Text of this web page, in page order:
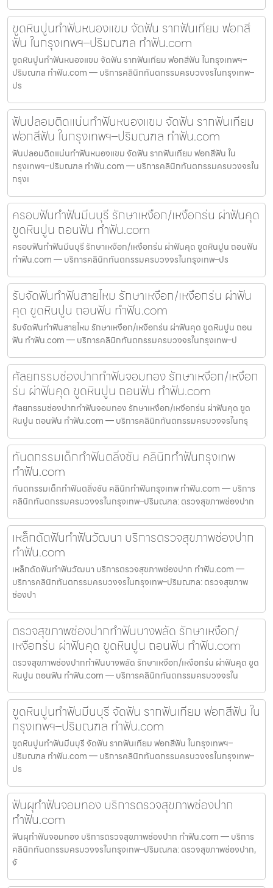
ขูดหินปูนทำฟันหนองแขม จัดฟัน รากฟันเทียม ฟอกสี
ฟัน ในกรุงเทพฯ–ปริมณฑล ทำฟัน.com
ขูดหินปูนทำฟันหนองแขม จัดฟัน รากฟันเทียม ฟอกสีฟัน ในกรุงเทพฯ–
ปริมณฑล ทำฟัน.com — บริการคลินิกทันตกรรมครบวงจรในกรุงเทพ–
ปร
ฟันปลอมติดแน่นทำฟันหนองแขม จัดฟัน รากฟันเทียม
ฟอกสีฟัน ในกรุงเทพฯ–ปริมณฑล ทำฟัน.com
ฟันปลอมติดแน่นทำฟันหนองแขม จัดฟัน รากฟันเทียม ฟอกสีฟัน ใน
กรุงเทพฯ–ปริมณฑล ทำฟัน.com — บริการคลินิกทันตกรรมครบวงจรใน
กรุงเ
ครอบฟันทำฟันมีนบุรี รักษาเหงือก/เหงือกร่น ผ่าฟันคุด
ขูดหินปูน ถอนฟัน ทำฟัน.com
ครอบฟันทำฟันมีนบุรี รักษาเหงือก/เหงือกร่น ผ่าฟันคุด ขูดหินปูน ถอนฟัน
ทำฟัน.com — บริการคลินิกทันตกรรมครบวงจรในกรุงเทพ–ปร
รับจัดฟันทำฟันสายไหม รักษาเหงือก/เหงือกร่น ผ่าฟัน
คุด ขูดหินปูน ถอนฟัน ทำฟัน.com
รับจัดฟันทำฟันสายไหม รักษาเหงือก/เหงือกร่น ผ่าฟันคุด ขูดหินปูน ถอน
ฟัน ทำฟัน.com — บริการคลินิกทันตกรรมครบวงจรในกรุงเทพ–ป
ศัลยกรรมช่องปากทำฟันจอมทอง รักษาเหงือก/เหงือก
ร่น ผ่าฟันคุด ขูดหินปูน ถอนฟัน ทำฟัน.com
ศัลยกรรมช่องปากทำฟันจอมทอง รักษาเหงือก/เหงือกร่น ผ่าฟันคุด ขูด
หินปูน ถอนฟัน ทำฟัน.com — บริการคลินิกทันตกรรมครบวงจรในกรุ
ทันตกรรมเด็กทำฟันตลิ่งชัน คลินิกทำฟันกรุงเทพ
ทำฟัน.com
ทันตกรรมเด็กทำฟันตลิ่งชัน คลินิกทำฟันกรุงเทพ ทำฟัน.com — บริการ
คลินิกทันตกรรมครบวงจรในกรุงเทพ–ปริมณฑล: ตรวจสุขภาพช่องปาก
เหล็กดัดฟันทำฟันวัฒนา บริการตรวจสุขภาพช่องปาก
ทำฟัน.com
เหล็กดัดฟันทำฟันวัฒนา บริการตรวจสุขภาพช่องปาก ทำฟัน.com —
บริการคลินิกทันตกรรมครบวงจรในกรุงเทพ–ปริมณฑล: ตรวจสุขภาพ
ช่องปา
ตรวจสุขภาพช่องปากทำฟันบางพลัด รักษาเหงือก/
เหงือกร่น ผ่าฟันคุด ขูดหินปูน ถอนฟัน ทำฟัน.com
ตรวจสุขภาพช่องปากทำฟันบางพลัด รักษาเหงือก/เหงือกร่น ผ่าฟันคุด ขูด
หินปูน ถอนฟัน ทำฟัน.com — บริการคลินิกทันตกรรมครบวงจรใน
ขูดหินปูนทำฟันมีนบุรี จัดฟัน รากฟันเทียม ฟอกสีฟัน ใน
กรุงเทพฯ–ปริมณฑล ทำฟัน.com
ขูดหินปูนทำฟันมีนบุรี จัดฟัน รากฟันเทียม ฟอกสีฟัน ในกรุงเทพฯ–
ปริมณฑล ทำฟัน.com — บริการคลินิกทันตกรรมครบวงจรในกรุงเทพ–
ปร
ฟันผุทำฟันจอมทอง บริการตรวจสุขภาพช่องปาก
ทำฟัน.com
ฟันผุทำฟันจอมทอง บริการตรวจสุขภาพช่องปาก ทำฟัน.com — บริการ
คลินิกทันตกรรมครบวงจรในกรุงเทพ–ปริมณฑล: ตรวจสุขภาพช่องปาก,
จั